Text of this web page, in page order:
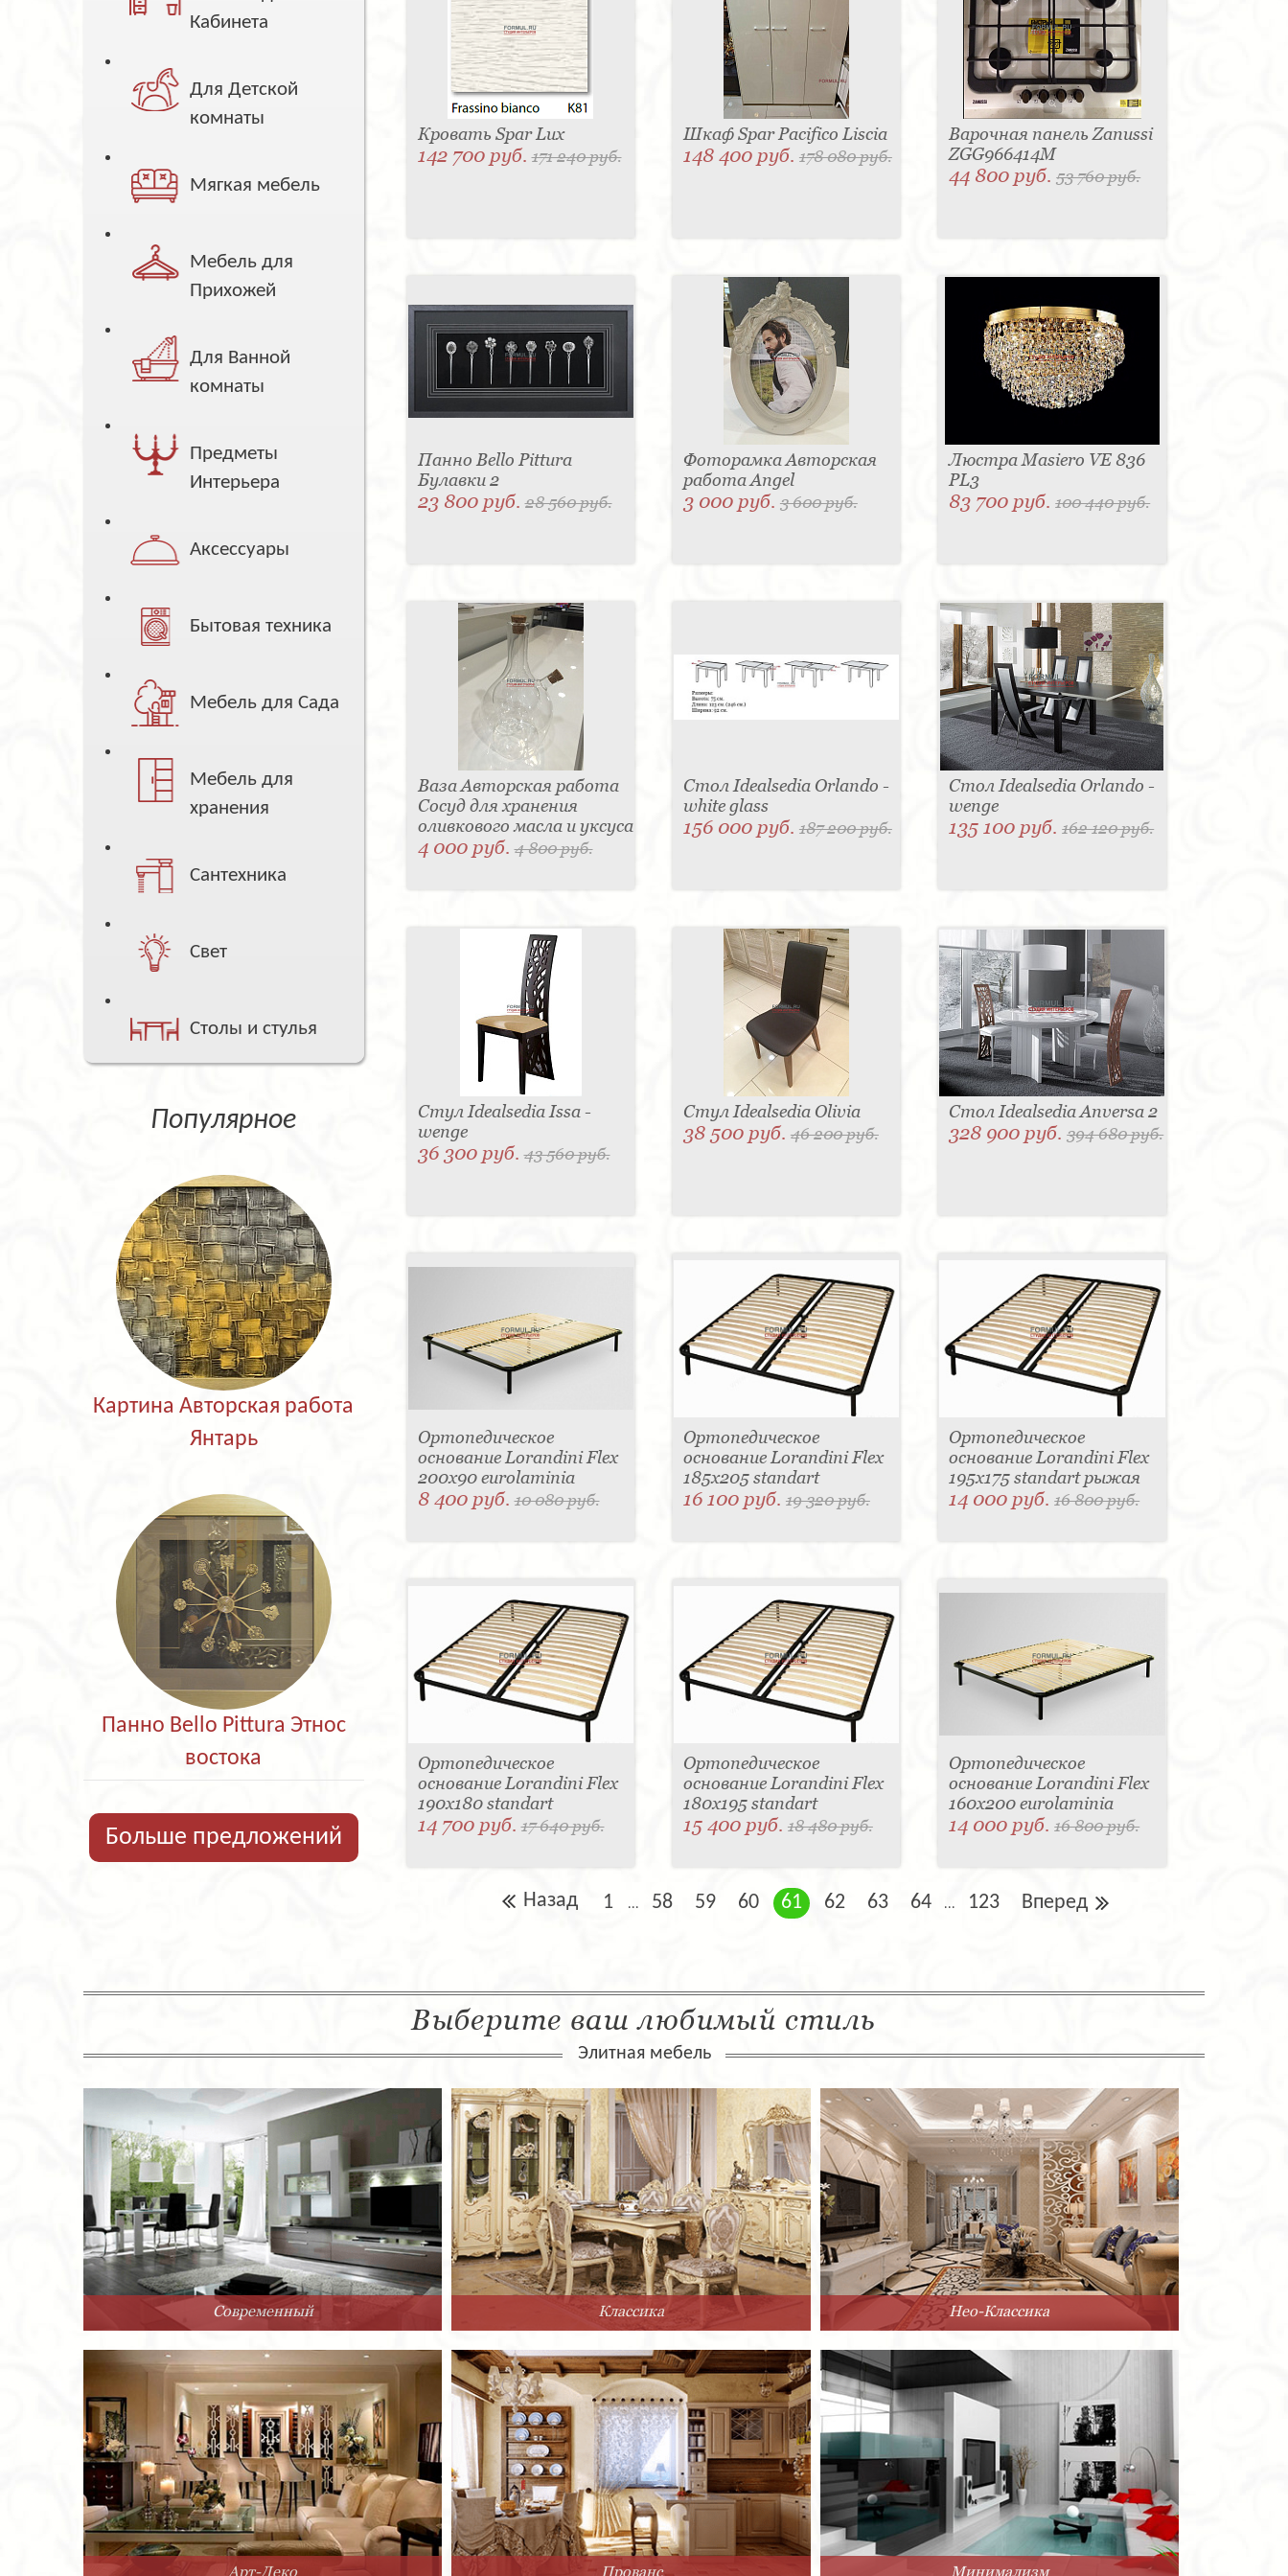
Кабинета
Для Детской
комнаты
Мягкая мебель
Мебель для
Прихожей
Для Ванной
комнаты
Предметы
Интерьера
Аксессуары
Бытовая техника
Мебель для Сада
Мебель для
хранения
Сантехника
Свет
Столы и стулья
Популярное
Картина Авторская работа
Янтарь
Панно Bello Pittura Этнос
востока
Больше предложений
Кровать Spar Lux
142 700 руб.171 240 руб.
Шкаф Spar Pacifico Liscia
148 400 руб. 178 080 руб.
Варочная панель Zanussi
ZGG966414M
44 800 руб.53 760 руб.
Панно Bello Pittura
Булавки 2
23 800 руб.28 560 руб.
Фоторамка Авторская
работа Angel
3 000 руб. 3 600 руб.
Люстра Masiero VE 836
PL3
83 700 руб.100 440 руб.
Ваза Авторская работа
Сосуд для хранения
оливкового масла и уксуса
4 000 руб.4 800 руб.
Стол Idealsedia Orlando -
white glass
156 000 руб. 187 200 руб.
Стол Idealsedia Orlando -
wenge
135 100 руб.162 120 руб.
Стул Idealsedia Issa -
wenge
36 300 руб.43 560 руб.
Стул Idealsedia Olivia
38 500 руб. 46 200 руб.
Стол Idealsedia Anversa 2
328 900 руб.394 680 руб.
Ортопедическое
основание Lorandini Flex
200x90 eurolaminia
8 400 руб.10 080 руб.
Ортопедическое
основание Lorandini Flex
185x205 standart
16 100 руб. 19 320 руб.
Ортопедическое
основание Lorandini Flex
195x175 standart рыжая
14 000 руб.16 800 руб.
Ортопедическое
основание Lorandini Flex
190x180 standart
14 700 руб.17 640 руб.
Ортопедическое
основание Lorandini Flex
180x195 standart
15 400 руб. 18 480 руб.
Ортопедическое
основание Lorandini Flex
160x200 eurolaminia
14 000 руб.16 800 руб.
Назад 1 ... 58 59 60 61 62 63 64 ... 123 Вперед
Выберите ваш любимый стиль
Элитная мебель
Современный Классика Нео-Классика
Арт-Деко Прованс Минимализм